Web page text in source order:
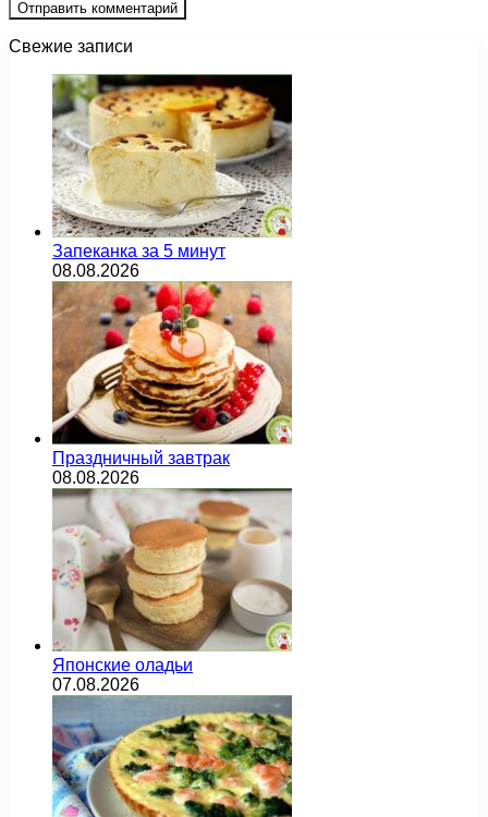
Свежие записи
Запеканка за 5 минут
08.08.2026
Праздничный завтрак
08.08.2026
Японские оладьи
07.08.2026